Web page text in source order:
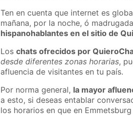
Ten en cuenta que internet es
mañana, por la noche, ó
hispanohablantes en el sitio de
Loschats ofrecidos por
desde diferentes zonas horarias,
afluencia de visitantes en tu país.
Por norma general, la mayor
a esto, si deseas entablar
los horarios en que en